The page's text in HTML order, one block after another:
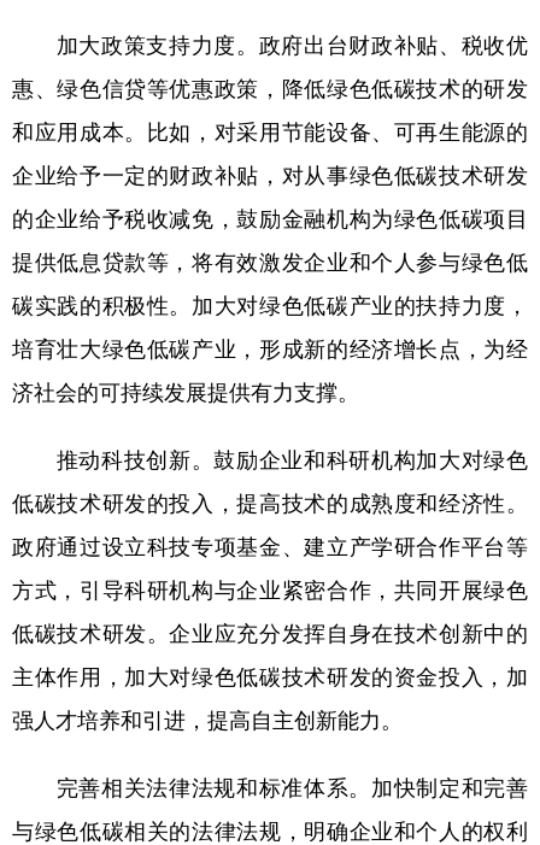
加大政策支持力度。政府出台财政补贴、税收优
惠、绿色信贷等优惠政策，降低绿色低碳技术的研发
和应用成本。比如，对采用节能设备、可再生能源的
企业给予一定的财政补贴，对从事绿色低碳技术研发
的企业给予税收减免，鼓励金融机构为绿色低碳项目
提供低息贷款等，将有效激发企业和个人参与绿色低
碳实践的积极性。加大对绿色低碳产业的扶持力度，
培育壮大绿色低碳产业，形成新的经济增长点，为经
济社会的可持续发展提供有力支撑。
推动科技创新。鼓励企业和科研机构加大对绿色
低碳技术研发的投入，提高技术的成熟度和经济性。
政府通过设立科技专项基金、建立产学研合作平台等
方式，引导科研机构与企业紧密合作，共同开展绿色
低碳技术研发。企业应充分发挥自身在技术创新中的
主体作用，加大对绿色低碳技术研发的资金投入，加
强人才培养和引进，提高自主创新能力。
完善相关法律法规和标准体系。加快制定和完善
与绿色低碳相关的法律法规，明确企业和个人的权利